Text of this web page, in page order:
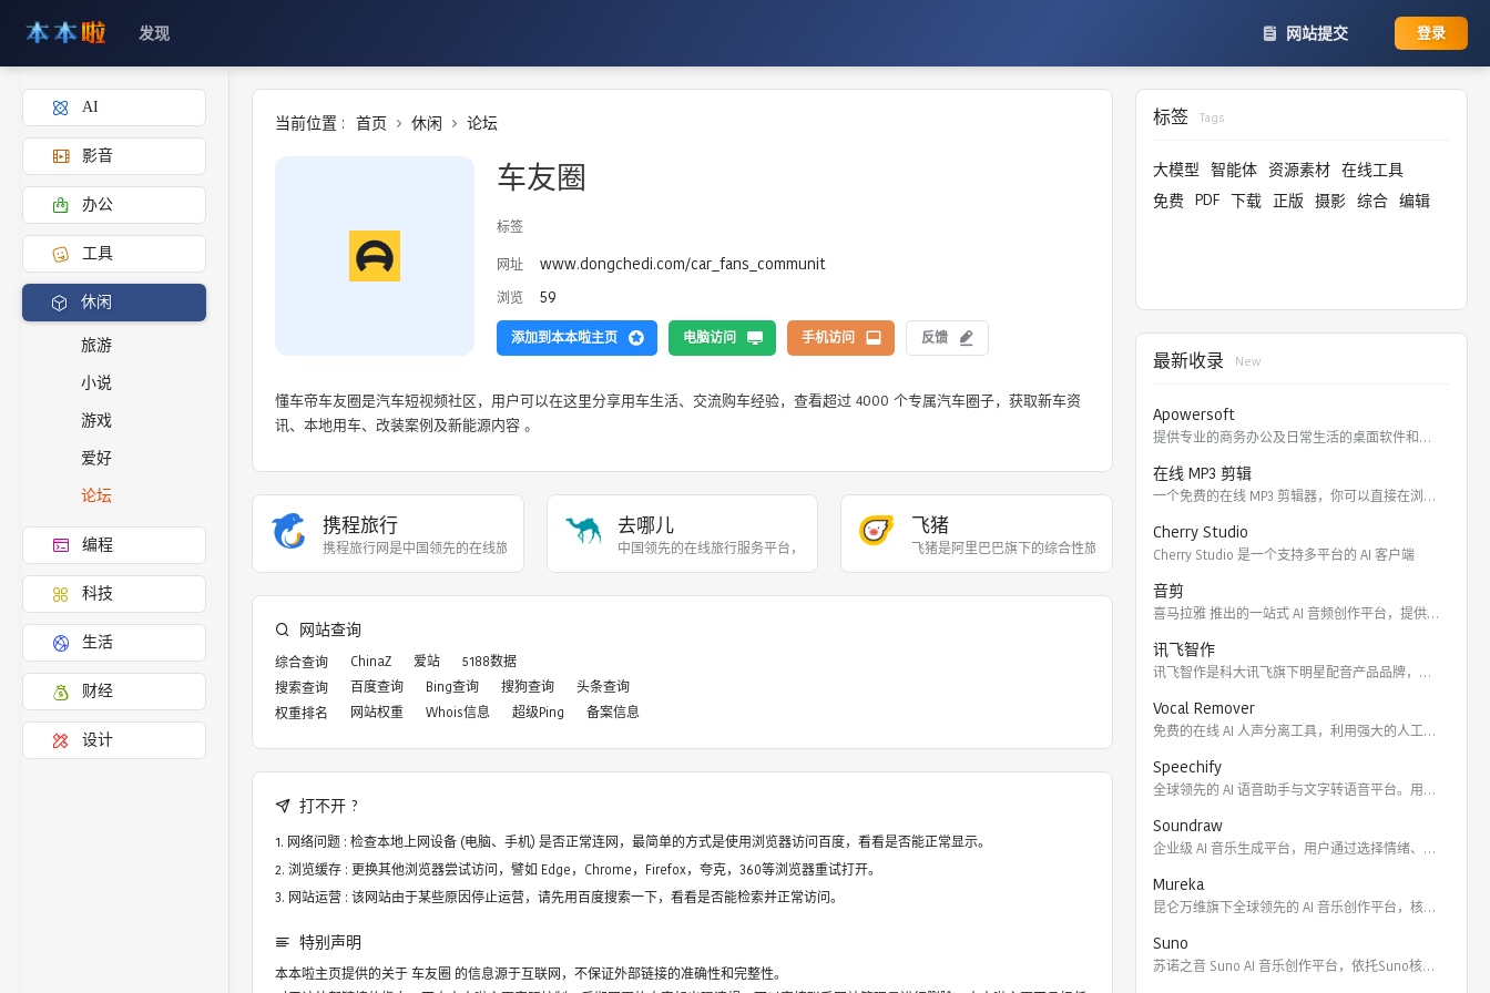
发现 网站提交 登录
AI
影音
办公
工具
休闲
旅游
小说
游戏
爱好
论坛
编程
科技
生活
财经
设计
当前位置 : 首页 休闲 论坛
车友圈
标签
网址
www.dongchedi.com/car_fans_communit
浏览 59
添加到本本啦主页 电脑访问 手机访问 反馈
懂车帝车友圈是‌汽车短视频社区‌，用户可以在这里分享用车生活、交流购车经验，查看超过 4000 个专属汽车圈子，获取新车资
讯、本地用车、改装案例及新能源内容 。
携程旅行
携程旅行网是中国领先的在线旅行服务公司，向超过90
去哪儿
中国领先的在线旅行服务平台，提供机票、酒店、度假、
飞猪
飞猪是阿里巴巴旗下的综合性旅游出行服务平台。飞猪整
网站查询
综合查询 ChinaZ 爱站
5188数据
搜索查询
百度查询 Bing查询 搜狗查询
头条查询
权重排名
网站权重 Whois信息 超级Ping 备案信息
打不开 ?
网络问题 : 检查本地上网设备 (电脑、手机) 是否正常连网，最简单的方式是使用浏览器访问百度，看看是否能正常显示。
浏览缓存 : 更换其他浏览器尝试访问，譬如 Edge，Chrome，Firefox，夸克，360等浏览器重试打开。
网站运营 : 该网站由于某些原因停止运营，请先用百度搜索一下，看看是否能检索并正常访问。
特别声明
本本啦主页提供的关于车友圈 的信息源于互联网，不保证外部链接的准确性和完整性。
标签 Tags
大模型 智能体 资源素材 在线工具
免费 PDF 下载 正版 摄影 综合 编辑
最新收录 New
Apowersoft
提供专业的商务办公及日常生活的桌面软件和在线应用。 软件涵盖
在线 MP3 剪辑
一个免费的在线 MP3 剪辑器，你可以直接在浏览器里剪切，裁
Cherry Studio
Cherry Studio 是一个支持多平台的 AI 客户端
音剪
喜马拉雅 推出的一站式 AI 音频创作平台，提供云端协作、3
讯飞智作
讯飞智作是科大讯飞旗下明星配音产品品牌，提供合成配音软件、真
Vocal Remover
免费的在线 AI 人声分离工具，利用强大的人工智能算法将歌曲
Speechify
全球领先的 AI 语音助手与文字转语音平台。用户可通过 Ch
Soundraw
企业级 AI 音乐生成平台，用户通过选择情绪、流派、乐器及长
Mureka
昆仑万维旗下全球领先的 AI 音乐创作平台，核心模型包括全球
Suno
苏诺之音 Suno AI 音乐创作平台，依托Suno核心模型